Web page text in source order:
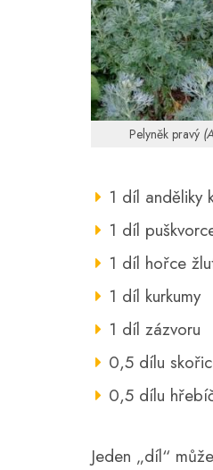
Pelyněk pravý
1 díl anděliky
1 díl
1 díl hořce
1 díl kurkumy
1 díl zázvoru
0,5 dílu
0,5 dílu
Jeden „díl“